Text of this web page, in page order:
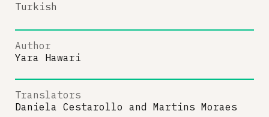
Turkish
Author
Yara Hawari
Translators
Daniela Cestarollo and Martins Moraes